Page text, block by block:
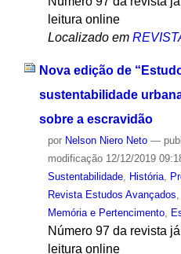
leitura online
Localizado em
Nova edição de
sustentabilidade
sobre a escravidão
por Nelson Niero Neto —
modificação12/12/2019
Sustentabilidade, História,
Revista Estudos Avançados,
Memória e Pertencimento,
Número 97 da revista
leitura online